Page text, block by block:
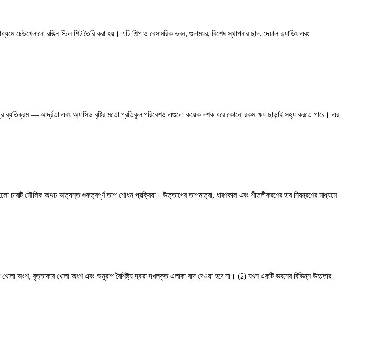
ঢেউখেলানো রঙিন স্টিল শিট তৈরি করা হয়। এটি শিল্প ও বেসামরিক ভবন, গুদামঘর, বিশেষ স্থাপনার ছাদ, দেয়াল ক্ল্যাডিং এবং
ব্যতিক্রম — আর্দ্রতা এবং অ্যাসিড বৃষ্টির মতো প্রতিকূল পরিবেশও এগুলো কয়েক দশক ধরে কোনো রকম ক্ষয় ছাড়াই সহ্য করতে পারে। এর
চারটি মৌলিক অথচ অত্যন্ত গুরুত্বপূর্ণ তাপ শোধন প্রক্রিয়া। উত্তাপের তাপমাত্রা, ধারণকাল এবং শীতলীকরণের হার নিয়ন্ত্রণের মাধ্যমে
অংশ, বৃত্তাকার খোলা অংশ এবং অনুরূপ বৈশিষ্ট্য দ্বারা দখলকৃত এলাকা বাদ দেওয়া হবে না। (2) যখন একটি ভবনের বিভিন্ন উচ্চতার